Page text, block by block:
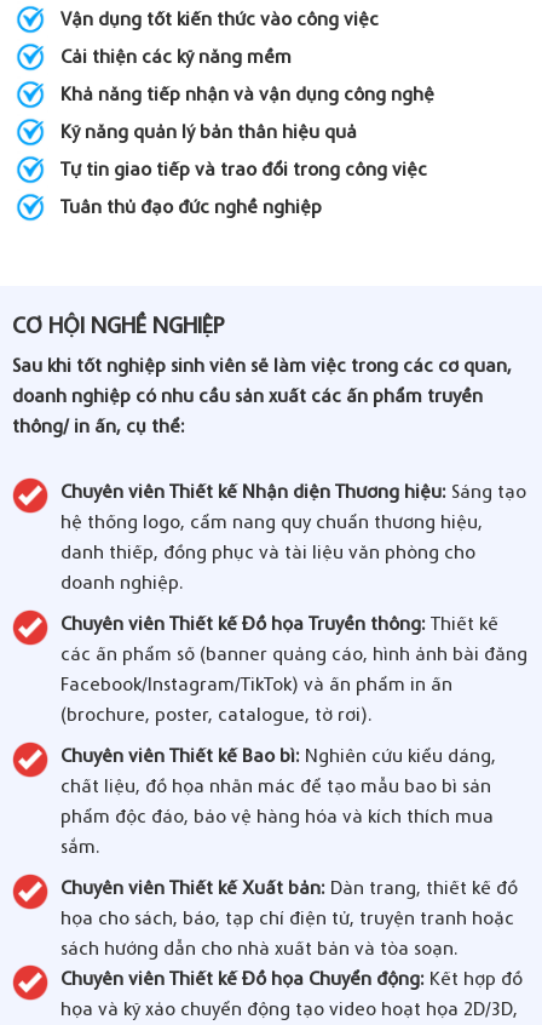
Vận dụng tốt kiến thức vào công việc
Cải thiện các kỹ năng mềm
Khả năng tiếp nhận và vận dụng công nghệ
Kỹ năng quản lý bản thân hiệu quả
Tự tin giao tiếp và trao đổi trong công việc
Tuân thủ đạo đức nghề nghiệp
CƠ HỘI NGHỀ NGHIỆP
Sau khi tốt nghiệp sinh viên sẽ làm việc trong các cơ quan,
doanh nghiệp có nhu cầu sản xuất các ấn phẩm truyền
thông/ in ấn, cụ thể:
Chuyên viên Thiết kế Nhận diện Thương hiệu:Sáng tạo
hệ thống logo, cẩm nang quy chuẩn thương hiệu,
danh thiếp, đồng phục và tài liệu văn phòng cho
doanh nghiệp.
Chuyên viên Thiết kế Đồ họa Truyền thông:Thiết kế
các ấn phẩm số (banner quảng cáo, hình ảnh bài đăng
Facebook/Instagram/TikTok) và ấn phẩm in ấn
(brochure, poster, catalogue, tờ rơi).
Chuyên viên Thiết kế Bao bì:Nghiên cứu kiểu dáng,
chất liệu, đồ họa nhãn mác để tạo mẫu bao bì sản
phẩm độc đáo, bảo vệ hàng hóa và kích thích mua
sắm.
Chuyên viên Thiết kế Xuất bản:Dàn trang, thiết kế đồ
họa cho sách, báo, tạp chí điện tử, truyện tranh hoặc
sách hướng dẫn cho nhà xuất bản và tòa soạn.
Chuyên viên Thiết kế Đồ họa Chuyển động:Kết hợp đồ
họa và kỹ xảo chuyển động tạo video hoạt họa 2D/3D,